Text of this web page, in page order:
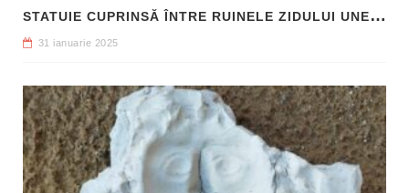
S
TATUIE CUPRINSĂ ÎNTRE RUINELE ZIDULUI UNEI CLĂDIRI, DESCOPERITĂ LA FILIPI
31 ianuarie 2025